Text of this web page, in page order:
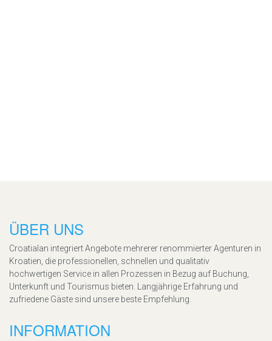
ÜBER UNS
Croatialan integriert Angebote mehrerer renommierter Agenturen in
Kroatien, die professionellen, schnellen und qualitativ
hochwertigen Service in allen Prozessen in Bezug auf Buchung,
Unterkunft und Tourismus bieten. Langjährige Erfahrung und
zufriedene Gäste sind unsere beste Empfehlung.
INFORMATION